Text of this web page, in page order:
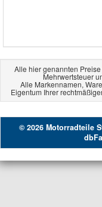
Alle hier genannten
Mehrwertsteuer
Alle Markennamen,
Eigentum Ihrer
© 2026 Motorradteile